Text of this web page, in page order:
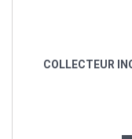
COLLECTEUR